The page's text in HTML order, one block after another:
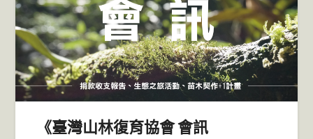
《臺灣山林復育協會 會訊